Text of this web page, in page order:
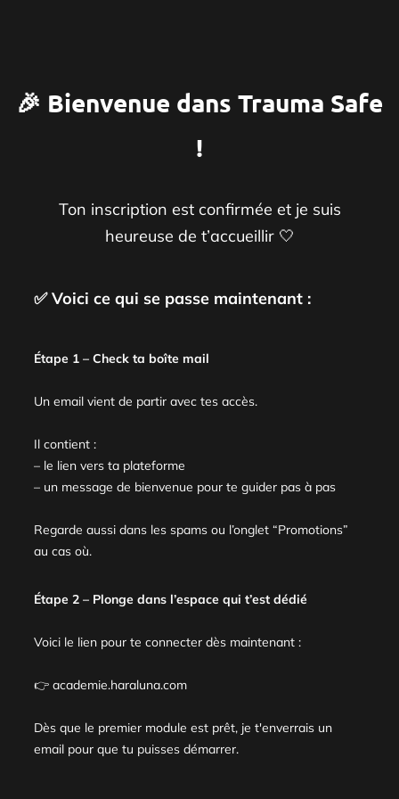
🎉 Bienvenue dans Trauma Safe
!
Ton inscription est confirmée et je suis
heureuse de t’accueillir 🤍
✅ Voici ce qui se passe maintenant :
Étape 1 – Check ta boîte mail
Un email vient de partir avec tes accès.
Il contient :
– le lien vers ta plateforme
– un message de bienvenue pour te guider pas à pas
Regarde aussi dans les spams ou l’onglet “Promotions”
au cas où.
Étape 2 – Plonge dans l’espace qui t’est dédié
Voici le lien pour te connecter dès maintenant :
👉 academie.haraluna.com
Dès que le premier module est prêt, je t'enverrais un
email pour que tu puisses démarrer.